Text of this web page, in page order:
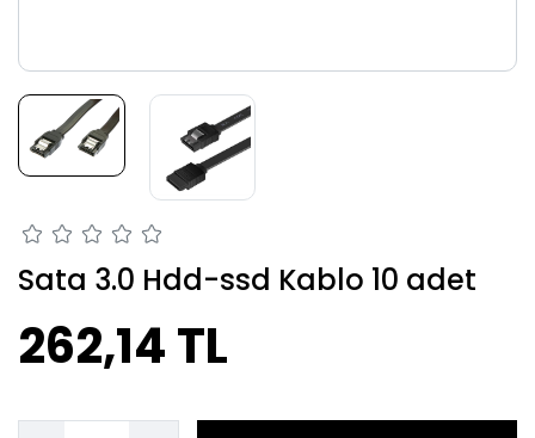
Sata 3.0 Hdd-ssd Kablo 10 adet
262,14 TL